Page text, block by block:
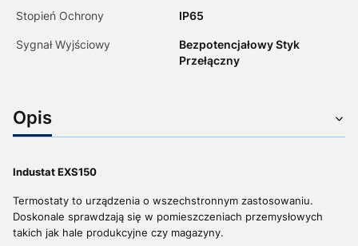
Stopień Ochrony IP65
Sygnał Wyjściowy
Bezpotencjałowy Styk
Przełączny
Opis
Industat EXS150
Termostaty to urządzenia o wszechstronnym zastosowaniu.
Doskonale sprawdzają się w pomieszczeniach przemysłowych
takich jak hale produkcyjne czy magazyny.